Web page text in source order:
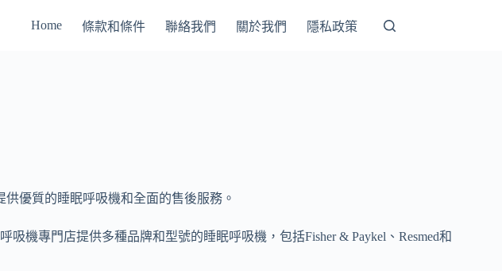
Home 條款和條件 聯絡我們 關於我們 隱私政策
優質的睡眠呼吸機和全面的售後服務。
吸機專門店提供多種品牌和型號的睡眠呼吸機，包括Fisher & Paykel、Resmed和